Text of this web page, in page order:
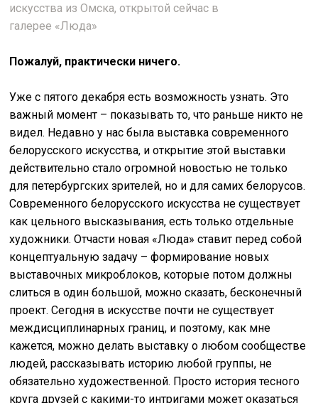
искусства из Омска, открытой сейчас в
галерее «Люда»
Пожалуй, практически ничего.
Уже с пятого декабря есть возможность узнать. Это
важный момент – показывать то, что раньше никто не
видел. Недавно у нас была выставка современного
белорусского искусства, и открытие этой выставки
действительно стало огромной новостью не только
для петербургских зрителей, но и для самих белорусов.
Современного белорусского искусства не существует
как цельного высказывания, есть только отдельные
художники. Отчасти новая «Люда» ставит перед собой
концептуальную задачу – формирование новых
выставочных микроблоков, которые потом должны
слиться в один большой, можно сказать, бесконечный
проект. Сегодня в искусстве почти не существует
междисциплинарных границ, и поэтому, как мне
кажется, можно делать выставку о любом сообществе
людей, рассказывать историю любой группы, не
обязательно художественной. Просто история тесного
круга друзей с какими-то интригами может оказаться